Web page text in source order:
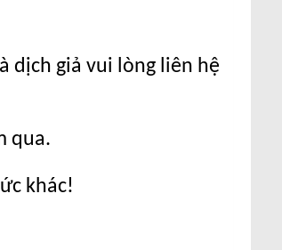
dịch giả vui lòng liên hệ
qua.
khác!